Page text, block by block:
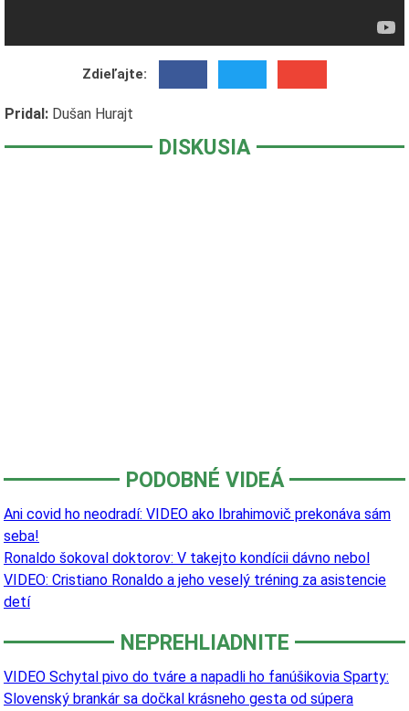
Zdieľajte:
Pridal: Dušan Hurajt
DISKUSIA
PODOBNÉ VIDEÁ
Ani covid ho neodradí: VIDEO ako Ibrahimovič prekonáva sám
seba!
Ronaldo šokoval doktorov: V takejto kondícii dávno nebol
VIDEO: Cristiano Ronaldo a jeho veselý tréning za asistencie
detí
NEPREHLIADNITE
VIDEO Schytal pivo do tváre a napadli ho fanúšikovia Sparty:
Slovenský brankár sa dočkal krásneho gesta od súpera